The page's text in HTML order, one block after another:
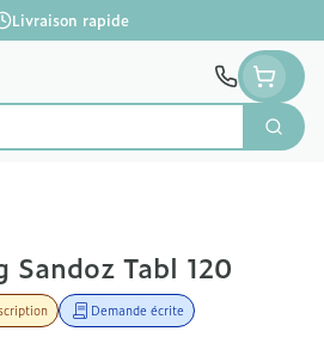
Livraison rapide
Sandoz Tabl 120
Demande écrite